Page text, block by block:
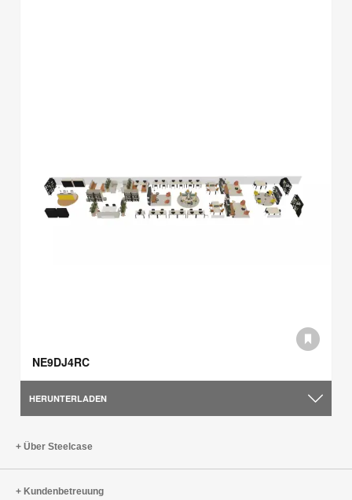
NE9DJ4RC
HERUNTERLADEN
Über Steelcase
Kundenbetreuung